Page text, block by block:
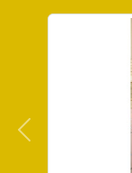
Précedent